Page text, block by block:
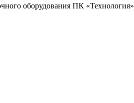
оборудования ПК «Технология»